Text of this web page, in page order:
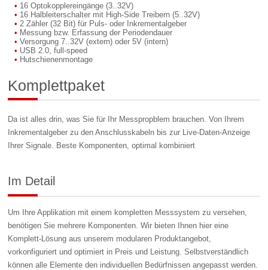
16 Optokopplereingänge (3..32V)
16 Halbleiterschalter mit High-Side Treibern (5..32V)
2 Zähler (32 Bit) für Puls- oder Inkrementalgeber
Messung bzw. Erfassung der Periodendauer
Versorgung 7..32V (extern) oder 5V (intern)
USB 2.0, full-speed
Hutschienenmontage
Komplettpaket
Da ist alles drin, was Sie für Ihr Messpropblem brauchen. Von Ihrem
Inkrementalgeber zu den Anschlusskabeln bis zur Live-Daten-Anzeige
Ihrer Signale. Beste Komponenten, optimal kombiniert
Im Detail
Um Ihre Applikation mit einem kompletten Messsystem zu versehen,
benötigen Sie mehrere Komponenten. Wir bieten Ihnen hier eine
Komplett-Lösung aus unserem modularen Produktangebot,
vorkonfiguriert und optimiert in Preis und Leistung. Selbstverständlich
können alle Elemente den individuellen Bedürfnissen angepasst werden.